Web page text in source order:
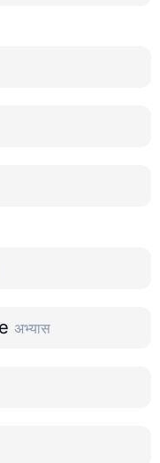
अभ्यास